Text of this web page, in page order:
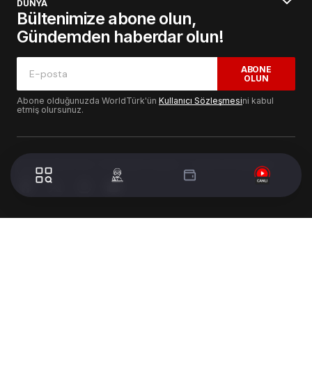
DÜNYA
Bültenimize abone olun,
Gündemden haberdar olun!
ABONE
OLUN
Abone olduğunuzda WorldTürk'ün Kullanıcı Sözleşmesini kabul
etmiş olursunuz.
© 2024 WorldTurk. Tüm Hakları Saklıdır. - Tasarım & Geliştirme :
Volion's